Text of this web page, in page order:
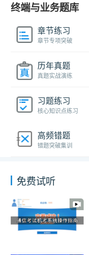
终端与业务题库
章节练习
章节专项突破
历年真题
真题实战演练
习题练习
核心知识点练习
高频错题
错题突破集训
免费试听